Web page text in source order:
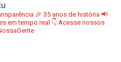
🎉 35 anos de história 📢
em tempo real 👇 Acesse nossos